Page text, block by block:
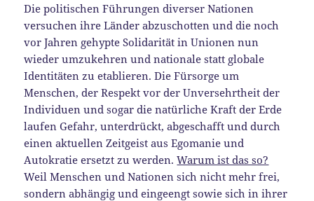
Die politischen Führungen diverser Nationen
versuchen ihre Länder abzuschotten und die noch
vor Jahren gehypte Solidarität in Unionen nun
wieder umzukehren und nationale statt globale
Identitäten zu etablieren. Die Fürsorge um
Menschen, der Respekt vor der Unversehrtheit der
Individuen und sogar die natürliche Kraft der Erde
laufen Gefahr, unterdrückt, abgeschafft und durch
einen aktuellen Zeitgeist aus Egomanie und
Autokratie ersetzt zu werden.Warum ist das so?
Weil Menschen und Nationen sich nicht mehr frei,
sondern abhängig und eingeengt sowie sich in ihrer